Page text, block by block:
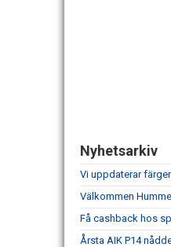
Nyhetsarkiv
Vi uppdaterar
Välkommen
Få cashback hos
Årsta AIK P14